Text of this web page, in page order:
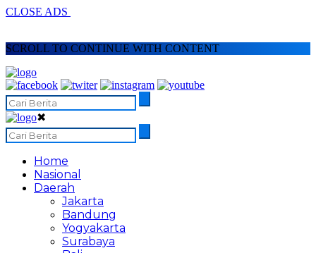
CLOSE ADS
SCROLL TO CONTINUE WITH CONTENT
✖
Home
Nasional
Daerah
Jakarta
Bandung
Yogyakarta
Surabaya